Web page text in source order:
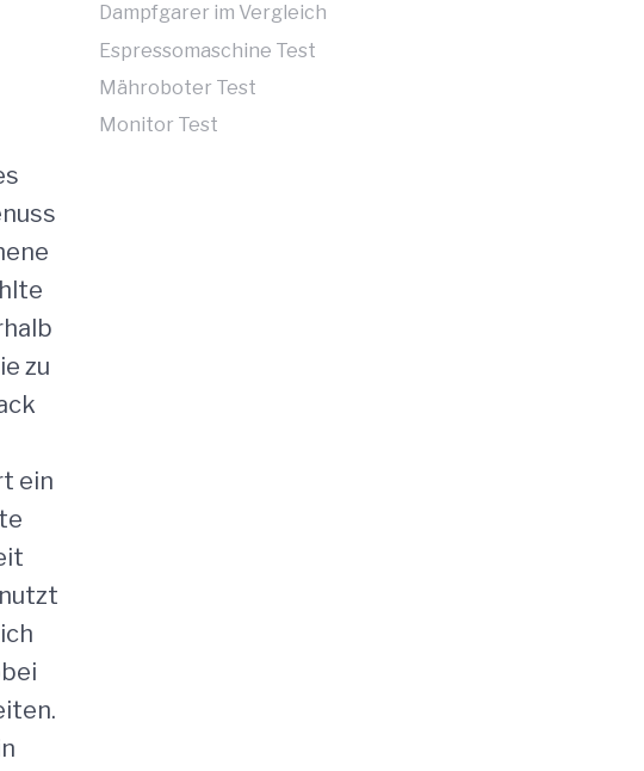
zu
ein
Dampfgarer im Vergleich
Espressomaschine Test
Mähroboter Test
Monitor Test